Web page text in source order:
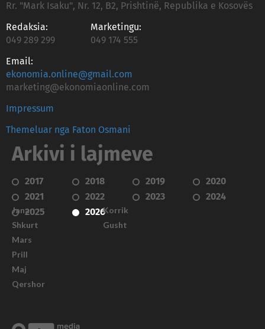
Rr. "Mark Isaku", Nr. 12, B2, Prishtinë, Republika e Kosovës
Redaksia:
049 289 299
Marketingu:
049 174 555
Email:
ekonomia.online@gmail.com
marketing@ekonomiaonline.com
Impressum
Themeluar nga Faton Osmani
Arkivi i lajmeve
2017 2018 2019
2020
2021
2022 2023
2024
2025
2026
Janar
Shkurt
Mars
Prill
Maj
Qershor
Korrik
Gusht